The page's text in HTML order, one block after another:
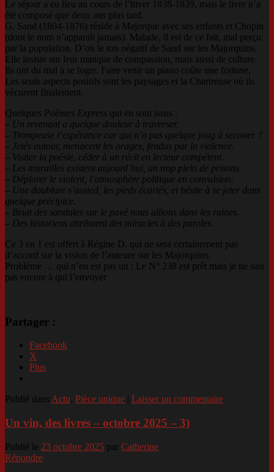
Le séjour a eu lieu au cours de l’hiver 1838-1839, mais le livre n’a
été composé que deux ans plus tard.
G. Sand (1804-1876) réside à Majorque avec ses enfants et Chopin
(dont le nom n’apparaît jamais). Malade, il est de ce fait, mal perçu
par la population. D’où le ton négatif de Sand sur les Majorquins.
Elle insiste sur leur manque de compassion, mais aussi de culture.
Ils ont du mal à se loger. Faire venir un piano coûte une fortune,
Les seuls aspects positifs sont les paysages et la Chartreuse où ils
vécurent finalement.
Quelques Poèmes Express qui en sont issus :
– Un revenant a quelque douleur à traverser.
– Trompeuse l’espérance car qui n’a pas quelque joug à secouer ?
– Jetés autour, menacent les orages, fendus par la violence.
– Visiter la poésie, céder à un récit en lecteur compétent.
– Les murailles existent aujourd’hui, un trop plein de prisons.
– Déplorer le violent, l’atmosphère politique en convulsion.
– Une doublure s’assied, les pieds écartés, et hésite à se jeter dans
quelque précipice.
– Bruit des sandales sur le pavé nous allions dans les ruines.
– Des historiens attribuent des miracles à des paroles.
Ce 3 en 1 est offert à Régine D. qui ne sera certainement pas
d’accord sur la vision de l’auteure sur les Majorquins.
Problème … qui n’en est pas un : Le N° 238 est prêt mais je ne sais
pas encore à qui l’envoyer
Partager :
Facebook
X
Plus
Publié dans Actu, Pièce unique | Laisser un commentaire
Un vin, des livres – octobre 2025 – 3)
Publié le 23 octobre 2025 par Catherine
Répondre